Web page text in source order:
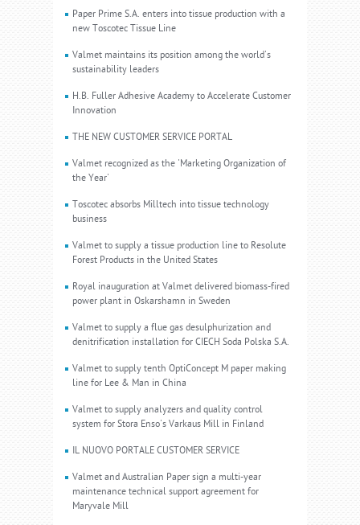
Paper Prime S.A. enters into tissue production with a
new Toscotec Tissue Line
Valmet maintains its position among the world's
sustainability leaders
H.B. Fuller Adhesive Academy to Accelerate Customer
Innovation
THE NEW CUSTOMER SERVICE PORTAL
Valmet recognized as the 'Marketing Organization of
the Year'
Toscotec absorbs Milltech into tissue technology
business
Valmet to supply a tissue production line to Resolute
Forest Products in the United States
Royal inauguration at Valmet delivered biomass-fired
power plant in Oskarshamn in Sweden
Valmet to supply a flue gas desulphurization and
denitrification installation for CIECH Soda Polska S.A.
Valmet to supply tenth OptiConcept M paper making
line for Lee & Man in China
Valmet to supply analyzers and quality control
system for Stora Enso's Varkaus Mill in Finland
IL NUOVO PORTALE CUSTOMER SERVICE
Valmet and Australian Paper sign a multi-year
maintenance technical support agreement for
Maryvale Mill